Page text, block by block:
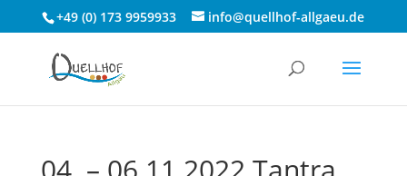
+49 (0) 173 9959933 info@quellhof-allgaeu.de